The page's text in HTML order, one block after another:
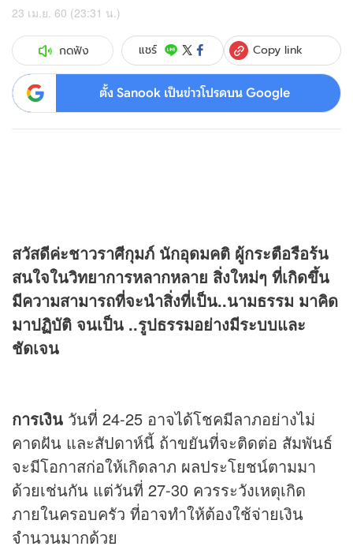
23 เม.ย. 60 (23:31 น.)
กดฟัง แชร์ Copy link
ตั้ง Sanook เป็นข่าวโปรดบน Google
สวัสดีค่ะชาวราศีกุมภ์ นักอุดมคติ ผู้กระตือรือร้น
สนใจในวิทยาการหลากหลาย สิ่งใหม่ๆ ที่เกิดขึ้น
มีความสามารถที่จะนำสิ่งที่เป็น..นามธรรม มาคิด
มาปฏิบัติ จนเป็น ..รูปธรรมอย่างมีระบบและ
ชัดเจน
การเงิน วันที่ 24-25 อาจได้โชคมีลาภอย่างไม่
คาดฝัน และสัปดาห์นี้ ถ้าขยันที่จะติดต่อ สัมพันธ์
จะมีโอกาสก่อให้เกิดลาภ ผลประโยชน์ตามมา
ด้วยเช่นกัน แต่วันที่ 27-30 ควรระวังเหตุเกิด
ภายในครอบครัว ที่อาจทำให้ต้องใช้จ่ายเงิน
จำนวนมากด้วย